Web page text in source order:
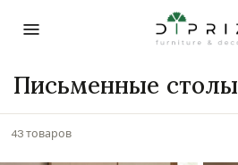
Письменные столы
43 товаров